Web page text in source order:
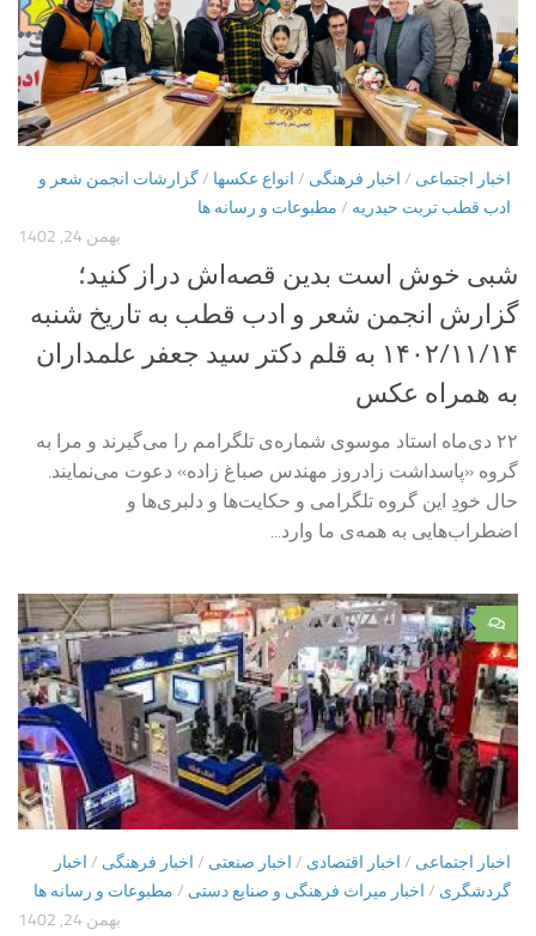
اخبار اجتماعی / اخبار فرهنگی / انواع عکسها /گزارشات انجمن شعر و
ادب قطب تربت حیدریه / مطبوعات و رسانه ها
بهمن 24, 1402
شبی خوش است بدین قصه‌اش دراز کنید؛
گزارش انجمن شعر و ادب قطب به تاریخ شنبه
۱۴۰۲/۱۱/۱۴ به قلم دکتر سید جعفر علمداران
به همراه عکس
۲۲ دی‌ماه استاد موسوی شماره‌ی تلگرامم را می‌گیرند و مرا به
گروه «پاسداشت زادروز مهندس صباغ زاده» دعوت می‌نمایند.
حال خودِ این گروه تلگرامی و حکایت‌ها و دلبری‌ها و
اضطراب‌هایی به همه‌ی ما وارد...
۰
اخبار اجتماعی / اخبار اقتصادی / اخبار صنعتی / اخبار فرهنگی / اخبار
گردشگری / اخبار میراث فرهنگی و صنایع دستی / مطبوعات و رسانه ها
بهمن 24, 1402